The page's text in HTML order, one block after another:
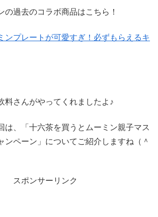
の過去のコラボ商品はこちら！
ンプレートが可愛すぎ！必ずもらえるキ
料さんがやってくれましたよ♪
は、「十六茶を買うとムーミン親子マス
ンペーン」についてご紹介しますね（＾
スポンサーリンク